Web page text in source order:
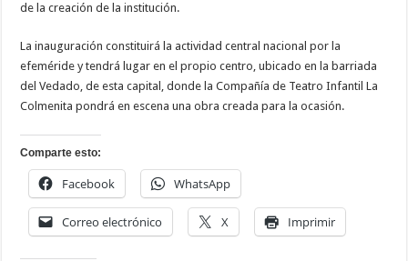
de la creación de la institución.
La inauguración constituirá la actividad central nacional por la
efeméride y tendrá lugar en el propio centro, ubicado en la barriada
del Vedado, de esta capital, donde la Compañía de Teatro Infantil La
Colmenita pondrá en escena una obra creada para la ocasión.
Comparte esto:
Facebook WhatsApp
Correo electrónico X Imprimir